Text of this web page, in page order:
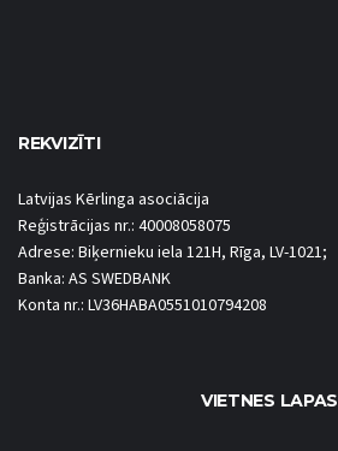
REKVIZĪTI
Latvijas Kērlinga asociācija
Reģistrācijas nr.: 40008058075
Adrese: Biķernieku iela 121H, Rīga, LV-1021;
Banka: AS SWEDBANK
Konta nr.: LV36HABA0551010794208
VIETNES LAPAS